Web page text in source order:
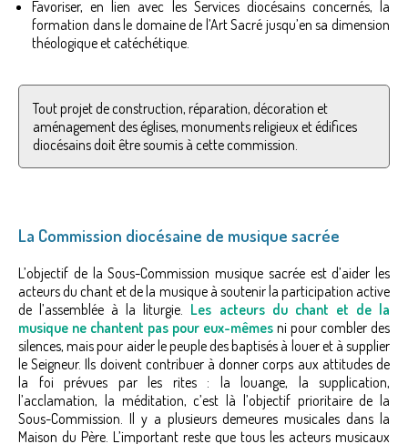
Favoriser, en lien avec les Services diocésains concernés, la
formation dans le domaine de l’Art Sacré jusqu’en sa dimension
théologique et catéchétique.
Tout projet de construction, réparation, décoration et
aménagement des églises, monuments religieux et édifices
diocésains doit être soumis à cette commission.
La Commission diocésaine de musique sacrée
L’objectif de la Sous-Commission musique sacrée est d’aider les
acteurs du chant et de la musique à soutenir la participation active
de l’assemblée à la liturgie. Les acteurs du chant et de la
musique ne chantent pas pour eux-mêmes ni pour combler des
silences, mais pour aider le peuple des baptisés à louer et à supplier
le Seigneur. Ils doivent contribuer à donner corps aux attitudes de
la foi prévues par les rites : la louange, la supplication,
l’acclamation, la méditation, c’est là l’objectif prioritaire de la
Sous-Commission. Il y a plusieurs demeures musicales dans la
Maison du Père. L’important reste que tous les acteurs musicaux